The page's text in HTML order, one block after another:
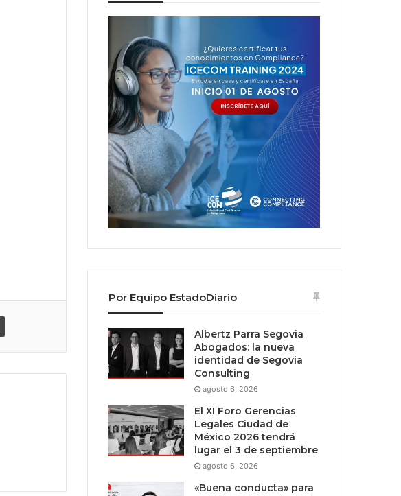
Por Equipo EstadoDiario
Albertz Parra Segovia
Abogados: la nueva
identidad de Segovia
Consulting
agosto 6, 2026
El XI Foro Gerencias
Legales Ciudad de
México 2026 tendrá
lugar el 3 de septiembre
agosto 6, 2026
«Buena conducta» para